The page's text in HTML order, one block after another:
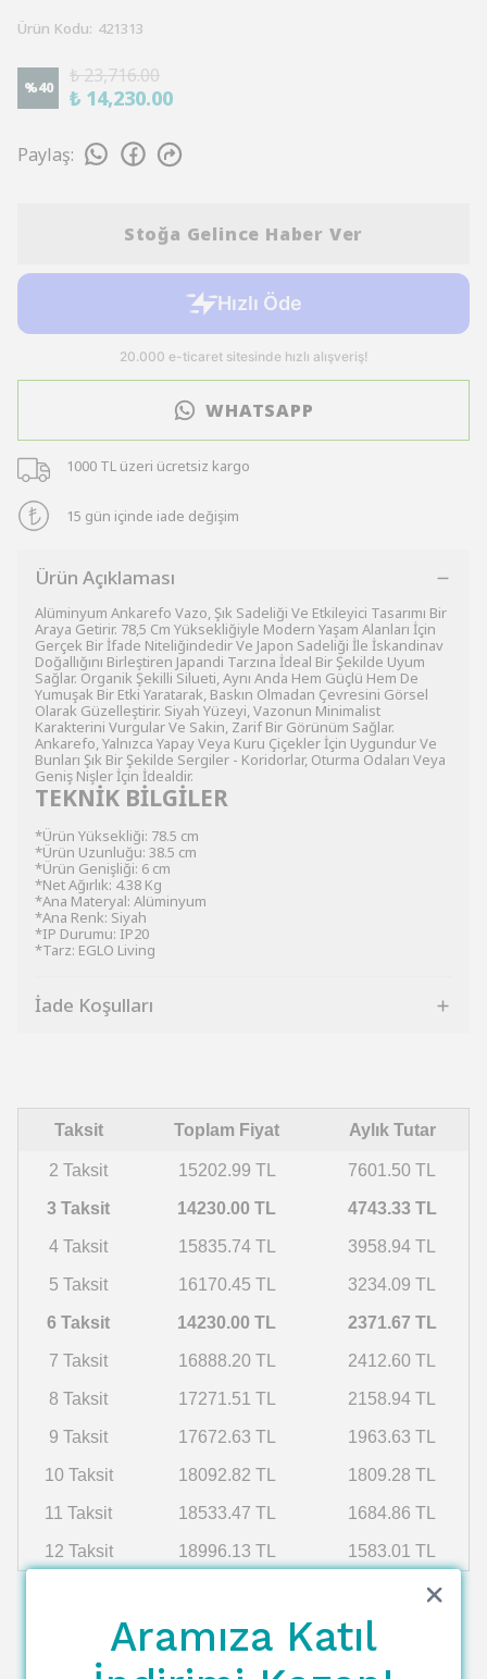
Ürün Kodu: 421313
%40
₺ 23,716.00
₺ 14,230.00
Paylaş:
Stoğa Gelince Haber Ver
WHATSAPP
1000 TL üzeri ücretsiz kargo
15 gün içinde iade değişim
Ürün Açıklaması
Alüminyum Ankarefo Vazo, Şık Sadeliği Ve Etkileyici Tasarımı Bir
Araya Getirir. 78,5 Cm Yüksekliğiyle Modern Yaşam Alanları İçin
Gerçek Bir İfade Niteliğindedir Ve Japon Sadeliği İle İskandinav
Doğallığını Birleştiren Japandi Tarzına İdeal Bir Şekilde Uyum
Sağlar. Organik Şekilli Silueti, Aynı Anda Hem Güçlü Hem De
Yumuşak Bir Etki Yaratarak, Baskın Olmadan Çevresini Görsel
Olarak Güzelleştirir. Siyah Yüzeyi, Vazonun Minimalist
Karakterini Vurgular Ve Sakin, Zarif Bir Görünüm Sağlar.
Ankarefo, Yalnızca Yapay Veya Kuru Çiçekler İçin Uygundur Ve
Bunları Şık Bir Şekilde Sergiler - Koridorlar, Oturma Odaları Veya
Geniş Nişler İçin İdealdir.
TEKNİK BİLGİLER
*Ürün Yüksekliği: 78.5 cm
*Ürün Uzunluğu: 38.5 cm
*Ürün Genişliği: 6 cm
*Net Ağırlık: 4.38 Kg
*Ana Materyal: Alüminyum
*Ana Renk: Siyah
*IP Durumu: IP20
*Tarz: EGLO Living
İade Koşulları
Taksit Toplam Fiyat Aylık Tutar
2 Taksit 15202.99 TL 7601.50 TL
3 Taksit 14230.00 TL 4743.33 TL
4 Taksit 15835.74 TL 3958.94 TL
5 Taksit 16170.45 TL 3234.09 TL
6 Taksit 14230.00 TL 2371.67 TL
7 Taksit 16888.20 TL 2412.60 TL
8 Taksit 17271.51 TL 2158.94 TL
9 Taksit 17672.63 TL 1963.63 TL
10 Taksit 18092.82 TL 1809.28 TL
11 Taksit 18533.47 TL 1684.86 TL
12 Taksit 18996.13 TL 1583.01 TL
Aramıza Katıl